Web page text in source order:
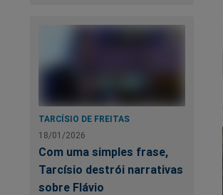
TARCÍSIO DE FREITAS
18/01/2026
Com uma simples frase,
Tarcísio destrói narrativas
sobre Flávio